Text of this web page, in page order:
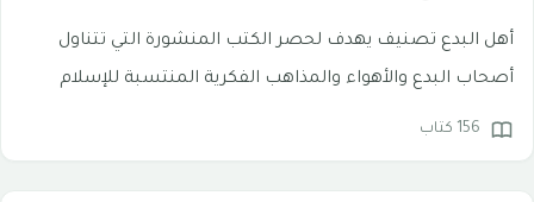
أهل البدع تصنيف يهدف لحصر الكتب المنشورة التي تتناول
أصحاب البدع والأهواء والمذاهب الفكرية المنتسبة للإسلام
156 كتاب